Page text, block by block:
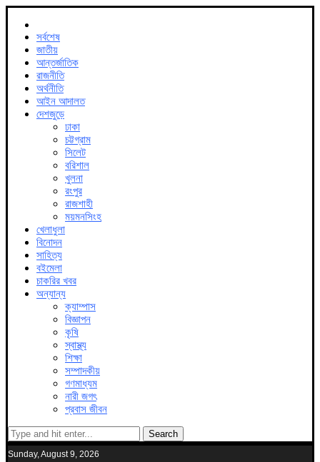
সর্বশেষ
জাতীয়
আন্তর্জাতিক
রাজনীতি
অর্থনীতি
আইন আদালত
দেশজুড়ে
ঢাকা
চট্টগ্রাম
সিলেট
বরিশাল
খুলনা
রংপুর
রাজশাহী
ময়মনসিংহ
খেলাধুলা
বিনোদন
সাহিত্য
বইমেলা
চাকরির খবর
অন্যান্য
ক্যাম্পাস
বিজ্ঞাপন
কৃষি
স্বাস্থ্য
শিক্ষা
সম্পাদকীয়
গণমাধ্যম
নারী জগৎ
প্রবাস জীবন
Search
Sunday, August 9, 2026